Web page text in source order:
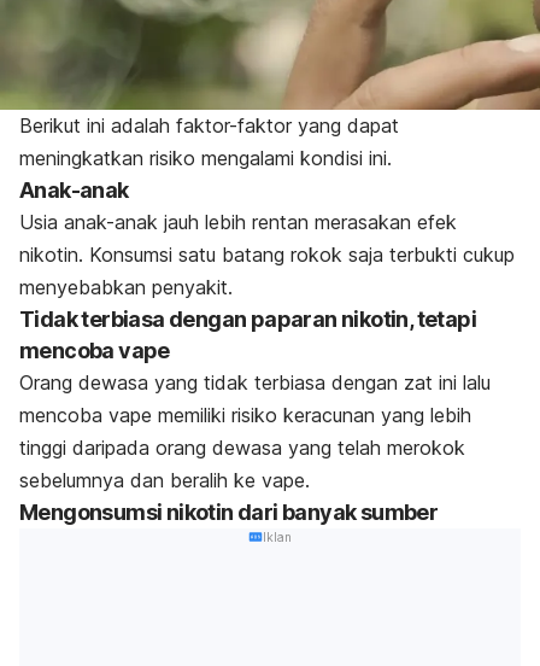
Berikut ini adalah faktor-faktor yang dapat
meningkatkan risiko mengalami kondisi ini.
Anak-anak
Usia anak-anak jauh lebih rentan merasakan efek
nikotin. Konsumsi satu batang rokok saja terbukti cukup
menyebabkan penyakit.
Tidak terbiasa dengan paparan nikotin, tetapi
mencoba vape
Orang dewasa yang tidak terbiasa dengan zat ini lalu
mencoba vape memiliki risiko keracunan yang lebih
tinggi daripada orang dewasa yang telah merokok
sebelumnya dan beralih ke vape.
Mengonsumsi nikotin dari banyak sumber
Iklan